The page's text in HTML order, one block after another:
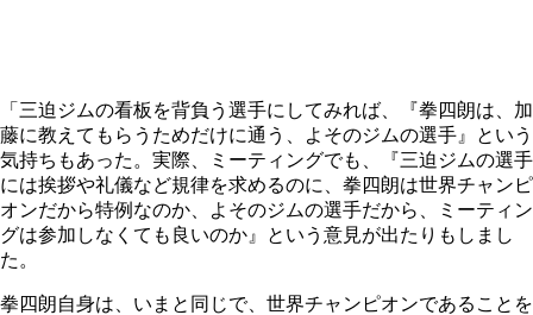
「三迫ジムの看板を背負う選手にしてみれば、『拳四朗は、加
藤に教えてもらうためだけに通う、よそのジムの選手』という
気持ちもあった。実際、ミーティングでも、『三迫ジムの選手
には挨拶や礼儀など規律を求めるのに、拳四朗は世界チャンピ
オンだから特例なのか、よそのジムの選手だから、ミーティン
グは参加しなくても良いのか』という意見が出たりもしまし
た。
拳四朗自身は、いまと同じで、世界チャンピオンであることを